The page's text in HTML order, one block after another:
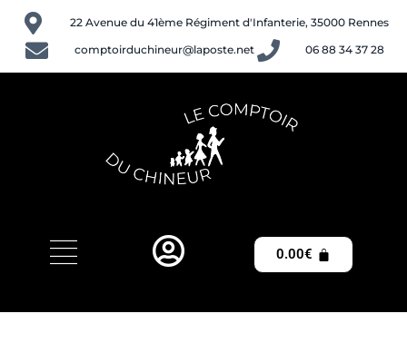
Aller
au
22 Avenue du 41ème Régiment d'Infanterie, 35000 Rennes
comptoirduchineur@laposte.net
06 88 34 37 28
0.00€